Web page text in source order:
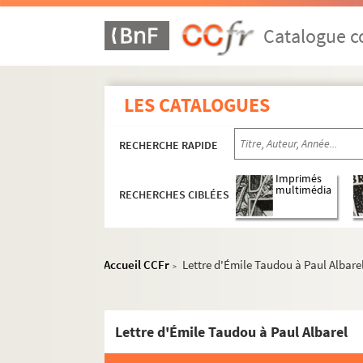
Catalogue
LES CATALOGUES
RECHERCHE RAPIDE
RECHERCHES CIBLÉES
Imprimés
multimédia
Accueil CCFr > Lettre d'Émile Taudou à Paul
Lettre d'Émile Taudou à Paul Albarel
Documents non attribués
B
C
E
G
M
O